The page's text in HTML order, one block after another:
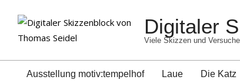
content
Digitaler
Viele Skizzen und
Ausstellung motiv:tempelhof Laue Die Katz